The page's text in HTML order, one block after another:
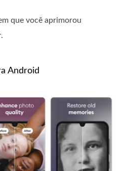
que você aprimorou
.
Android